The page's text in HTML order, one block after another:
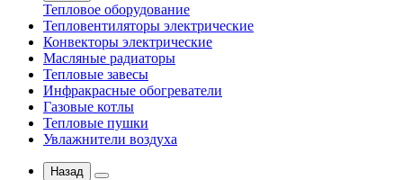
Тепловое оборудование
Тепловентиляторы электрические
Конвекторы электрические
Масляные радиаторы
Тепловые завесы
Инфракрасные обогреватели
Газовые котлы
Тепловые пушки
Увлажнители воздуха
Назад